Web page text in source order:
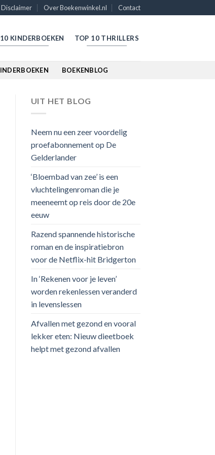
Disclaimer Over Boekenwinkel.nl Contact
KINDERBOEKEN TOP 10 THRILLERS
BOEKENBLOG
UIT HET BLOG
Neem nu een zeer voordelig
proefabonnement op De
Gelderlander
‘Bloembad van zee’ is een
vluchtelingenroman die je
meeneemt op reis door de 20e
eeuw
Razend spannende historische
roman en de inspiratiebron
voor de Netflix-hit Bridgerton
In ‘Rekenen voor je leven’
worden rekenlessen veranderd
in levenslessen
Afvallen met gezond en vooral
lekker eten: Nieuw dieetboek
helpt met gezond afvallen